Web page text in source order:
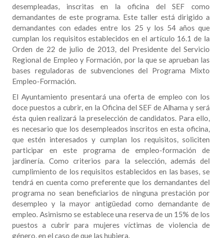
desempleadas, inscritas en la oficina del SEF como
demandantes de este programa. Este taller está dirigido a
demandantes con edades entre los 25 y los 54 años que
cumplan los requisitos establecidos en el artículo 16.1 de la
Orden de 22 de julio de 2013, del Presidente del Servicio
Regional de Empleo y Formación, por la que se aprueban las
bases reguladoras de subvenciones del Programa Mixto
Empleo-Formación.
El Ayuntamiento presentará una oferta de empleo con los
doce puestos a cubrir, en la Oficina del SEF de Alhama y será
ésta quien realizará la preselección de candidatos. Para ello,
es necesario que los desempleados inscritos en esta oficina,
que estén interesados y cumplan los requisitos, soliciten
participar en este programa de empleo-formación de
jardinería. Como criterios para la selección, además del
cumplimiento de los requisitos establecidos en las bases, se
tendrá en cuenta como preferente que los demandantes del
programa no sean beneficiarios de ninguna prestación por
desempleo y la mayor antigüedad como demandante de
empleo. Asimismo se establece una reserva de un 15% de los
puestos a cubrir para mujeres víctimas de violencia de
género, en el caso de que las hubiera.